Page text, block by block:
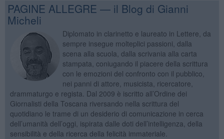
PAGINE ALLEGRE — il Blog di Gianni
Micheli
Diplomato in clarinetto e laureato in Lettere, da
sempre insegue molteplici passioni, dalla
scena alla scuola, dalla scrivania alla carta
stampata, coniugando il piacere della scrittura
con le emozioni del confronto con il pubblico,
nei panni di attore, musicista, ricercatore,
drammaturgo e regista. Dal 2009 è iscritto all’Ordine dei
Giornalisti della Toscana riversando nella scrittura del
quotidiano le trame di un desiderio di comunicazione in cerca
dell’umanità dell’oggi, ispirata dalle doti dell’intelligenza, della
sensibilità e della ricerca della felicità immateriale.